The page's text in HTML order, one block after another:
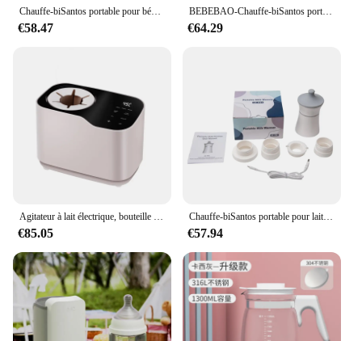
€58.47
BEBEBAO-Chauffe-biSantos portable sans fil pour bébé, température réglable, grotte extérieure, 4 pièces, recyclage
€64.29
Agitateur à lait électrique, bouteille de lait chaude sans eau avec chauffage à température constante, mélangeur de lait en poudre entièrement automatique
€85.05
Chauffe-biSantos portable pour lait maternel et lait materneux, chauffe-eau sans fil pour bébé, charge USB, chauffage et dégivrage rapides, 8800mAh
€57.94